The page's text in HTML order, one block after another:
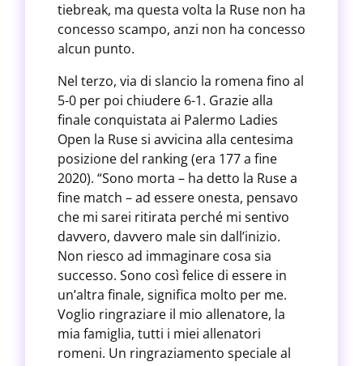
tiebreak, ma questa volta la Ruse non ha
concesso scampo, anzi non ha concesso
alcun punto.
Nel terzo, via di slancio la romena fino al
5-0 per poi chiudere 6-1. Grazie alla
finale conquistata ai Palermo Ladies
Open la Ruse si avvicina alla centesima
posizione del ranking (era 177 a fine
2020). “Sono morta – ha detto la Ruse a
fine match – ad essere onesta, pensavo
che mi sarei ritirata perché mi sentivo
davvero, davvero male sin dall’inizio.
Non riesco ad immaginare cosa sia
successo. Sono così felice di essere in
un’altra finale, significa molto per me.
Voglio ringraziare il mio allenatore, la
mia famiglia, tutti i miei allenatori
romeni. Un ringraziamento speciale al